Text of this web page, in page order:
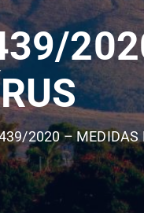
2020 – MEDIDAS